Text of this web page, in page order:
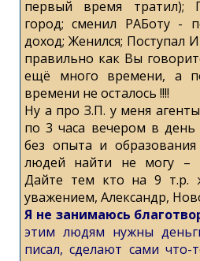
первый время тратил);
город; сменил РАБоту -
доход; Женился; Поступал
правильно как Вы
ещё много времени, а
времени не осталось !!!!
Ну а про З.П. у меня
по 3 часа вечером в
без опыта и
людей найти не могу –
Дайте тем кто на 9 т.р.
уважением, Александр,
Я не занимаюсь
этим людям нужны
писал, сделают сами